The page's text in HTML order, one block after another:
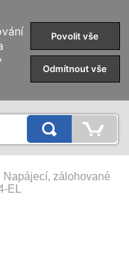
Napájecí, zálohované
EL
Povolit vše
Odmítnout vše